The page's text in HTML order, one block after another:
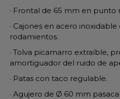
· Frontal de 65 mm en punto
· Cajones en acero
rodamientos.
· Tolva picamarro extraíble,
amortiguador del ruido de
· Patas con taco regulable.
· Agujero de Ø 60 mm